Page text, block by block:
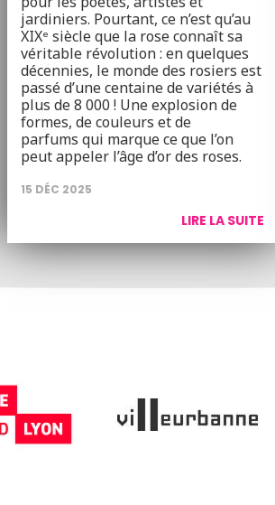
jardiniers. Pourtant, ce n’est qu’au
XIXᵉ siècle que la rose connaît sa
véritable révolution : en quelques
décennies, le monde des rosiers est
passé d’une centaine de variétés à
plus de 8 000 ! Une explosion de
formes, de couleurs et de
parfums qui marque ce que l’on
peut appeler l’âge d’or des roses.
15 DÉC 2025
LIRE LA SUITE